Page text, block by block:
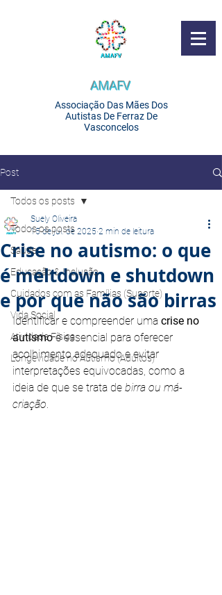
AMAFV
Associação Das Mães Dos
Autistas De Ferraz De
Vasconcelos
Post
Todos os posts
Saúde
Educação & Inclusão
Cuidados com as Famílias (Suporte)
Vida Social
Atividade Física
Longevidade no Autismo (Adultos)
Todos os posts
Crise no autismo: o que
é meltdown e shutdown
e por que não são birras
Suely Oliveira
15 de jul. de 2025 2 min de leitura
Identificar e compreender uma crise no
autismo é essencial para oferecer
acolhimento adequado e evitar
interpretações equivocadas, como a
ideia de que se trata de birra ou má-
criação.